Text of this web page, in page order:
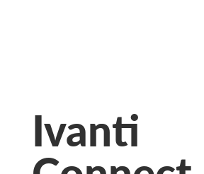
Ivanti